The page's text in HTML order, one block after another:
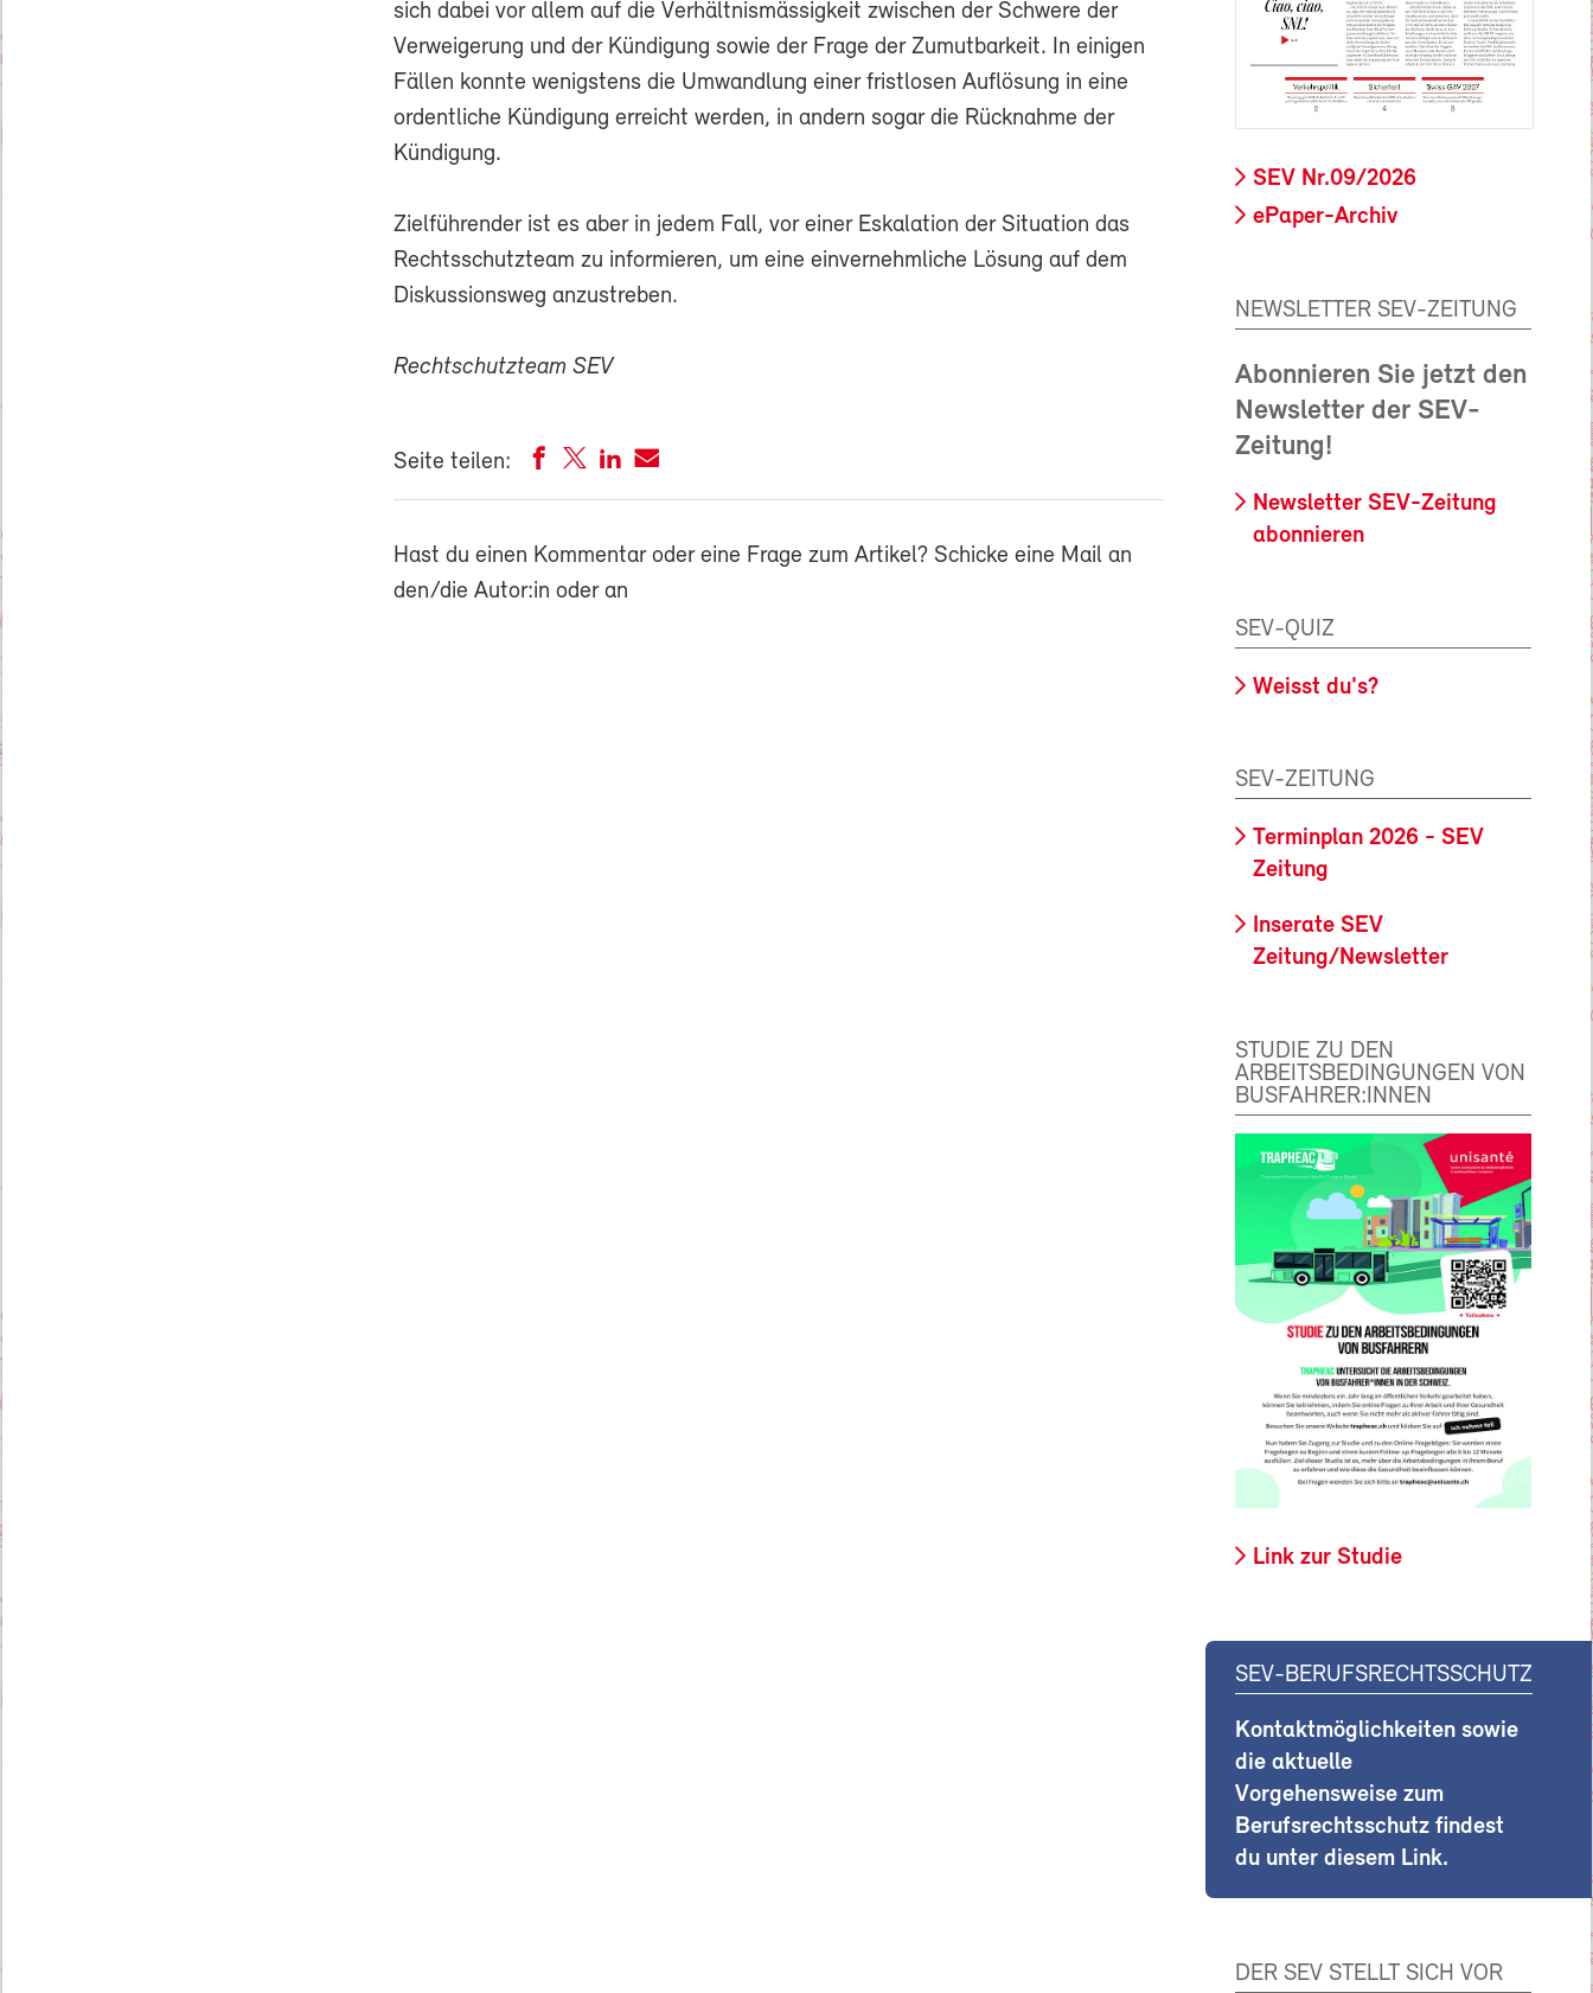
sich dabei vor allem auf die Verhältnismässigkeit zwischen der Schwere der
Verweigerung und der Kündigung sowie der Frage der Zumutbarkeit. In einigen
Fällen konnte wenigstens die Umwandlung einer fristlosen Auflösung in eine
ordentliche Kündigung erreicht werden, in andern sogar die Rücknahme der
Kündigung.
Zielführender ist es aber in jedem Fall, vor einer Eskalation der Situation das
Rechtsschutzteam zu informieren, um eine einvernehmliche Lösung auf dem
Diskussionsweg anzustreben.
Rechtschutzteam SEV
Seite teilen:
Hast du einen Kommentar oder eine Frage zum Artikel? Schicke eine Mail an
den/die Autor:in oder an
SEV Nr.09/2026
ePaper-Archiv
NEWSLETTER SEV-ZEITUNG
Abonnieren Sie jetzt den
Newsletter der SEV-
Zeitung!
Newsletter SEV-Zeitung
abonnieren
SEV-QUIZ
Weisst du's?
SEV-ZEITUNG
Terminplan 2026 - SEV
Zeitung
Inserate SEV
Zeitung/Newsletter
STUDIE ZU DEN
ARBEITSBEDINGUNGEN VON
BUSFAHRER:INNEN
Link zur Studie
SEV-BERUFSRECHTSSCHUTZ
Kontaktmöglichkeiten sowie
die aktuelle
Vorgehensweise zum
Berufsrechtsschutz findest
du unter diesem Link.
DER SEV STELLT SICH VOR